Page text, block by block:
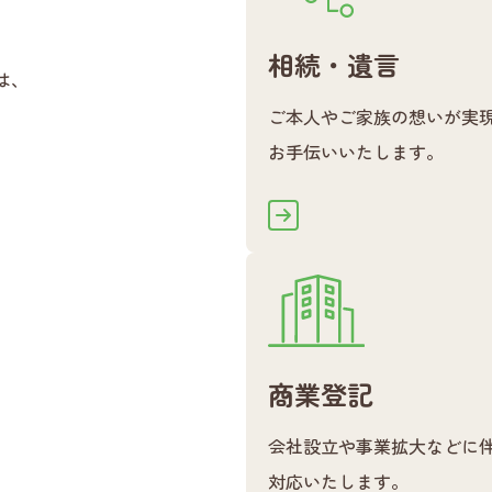
相続・遺言
ご本人やご家族の想いが実
お手伝いいたします。
商業登記
会社設立や事業拡大などに
対応いたします。